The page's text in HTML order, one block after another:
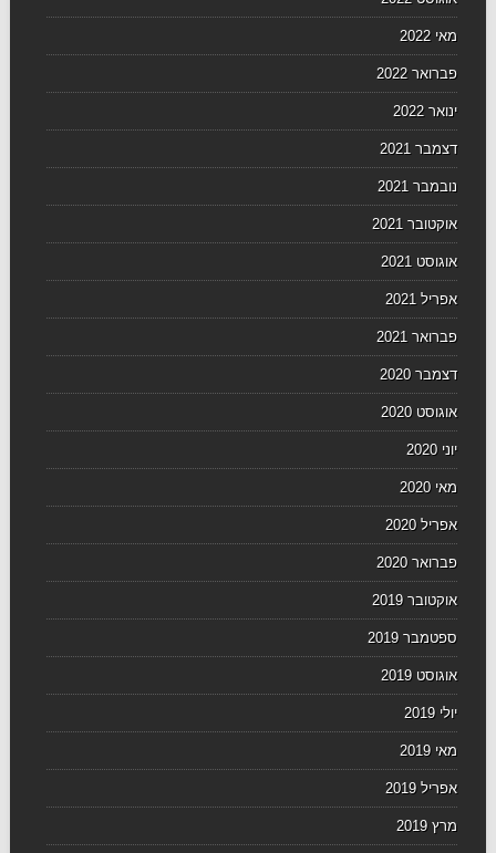
מאי 2022
פברואר 2022
ינואר 2022
דצמבר 2021
נובמבר 2021
אוקטובר 2021
אוגוסט 2021
אפריל 2021
פברואר 2021
דצמבר 2020
אוגוסט 2020
יוני 2020
מאי 2020
אפריל 2020
פברואר 2020
אוקטובר 2019
ספטמבר 2019
אוגוסט 2019
יולי 2019
מאי 2019
אפריל 2019
מרץ 2019